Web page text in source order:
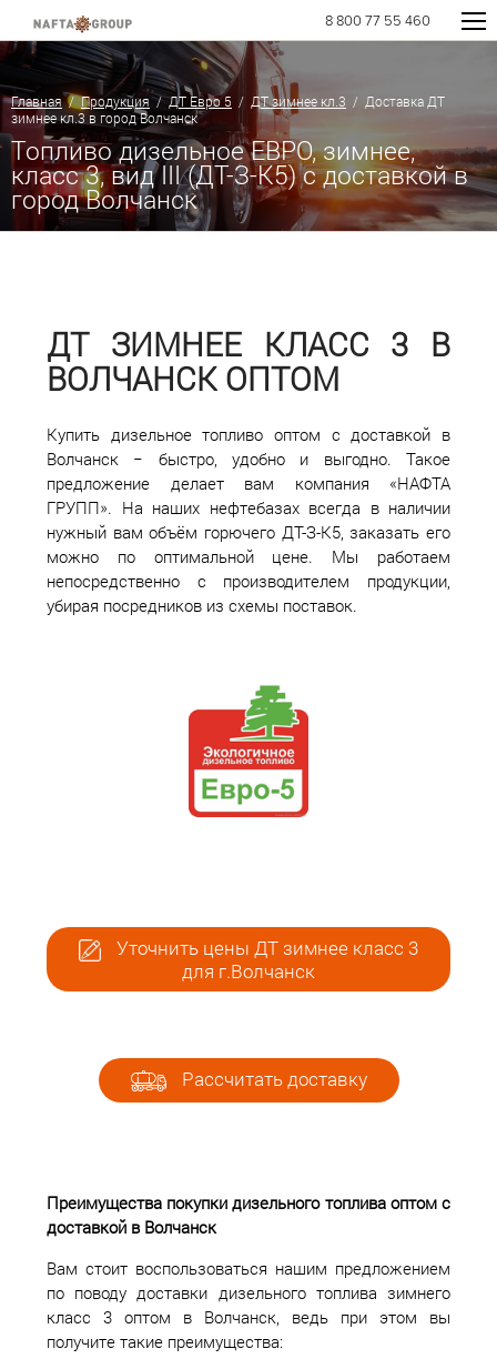
8 800 77 55 460
Главная/Продукция/ДТ Евро 5 / ДТ зимнее кл.3 / Доставка ДТ
зимнее кл.3 в город Волчанск
Топливо дизельное ЕВРО, зимнее,
класс 3, вид III (ДТ-З-К5) с доставкой в
город Волчанск
ДТ ЗИМНЕЕ КЛАСС 3 В
ВОЛЧАНСК ОПТОМ
Купить дизельное топливо оптом с доставкой в
Волчанск − быстро, удобно и выгодно. Такое
предложение делает вам компания «НАФТА
ГРУПП». На наших нефтебазах всегда в наличии
нужный вам объём горючего ДТ-З-К5, заказать его
можно по оптимальной цене. Мы работаем
непосредственно с производителем продукции,
убирая посредников из схемы поставок.
Уточнить цены ДТ зимнее класс 3
для г.Волчанск
Рассчитать доставку
Преимущества покупки дизельного топлива оптом с
доставкой в Волчанск
Вам стоит воспользоваться нашим предложением
по поводу доставки дизельного топлива зимнего
класс 3 оптом в Волчанск, ведь при этом вы
получите такие преимущества: